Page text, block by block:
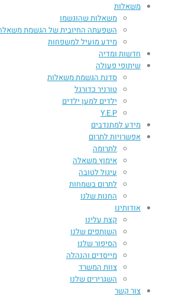
משאלות
משאלות שהוגשמו
השפעתה החיובית של הגשמת
מידע מועיל למשפחות
חדשות ומדיה
שיתופי פעולה
סדנת הגשמת משאלות
טורניר כדורגל
ילדים למען ילדים
Y.E.P
מידע למתנדבים
אפשרויות לתרום
לתרומה
אימוץ משאלה
עיגול לטובה
לתרום בשמחות
החנות שלנו
אודותינו
קצת עלינו
השותפים שלנו
הסיפור שלנו
מייסדים והנהלה
צוות המשרד
השגרירים שלנו
צור קשר